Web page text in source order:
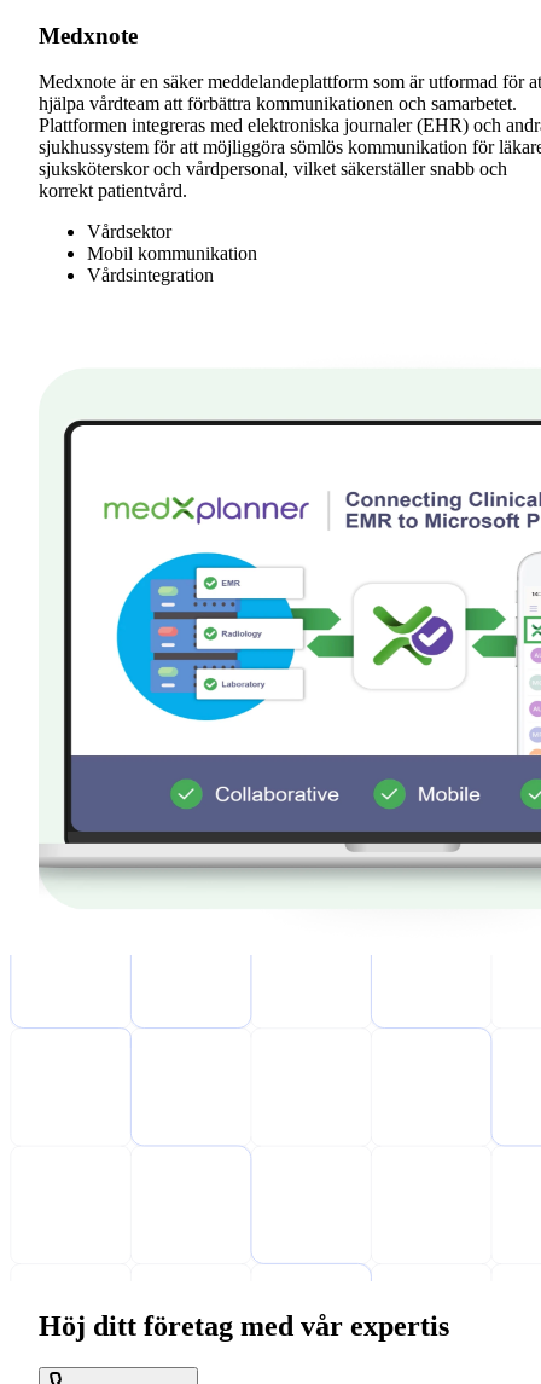
Medxnote
Medxnote är en säker meddelandeplattform som är utformad för
hjälpa vårdteam att förbättra kommunikationen och samarbetet.
Plattformen integreras med elektroniska journaler (EHR) och
sjukhussystem för att möjliggöra sömlös kommunikation för
sjuksköterskor och vårdpersonal, vilket säkerställer snabb och
korrekt patientvård.
Vårdsektor
Mobil kommunikation
Vårdsintegration
Höj ditt företag med vår expertis